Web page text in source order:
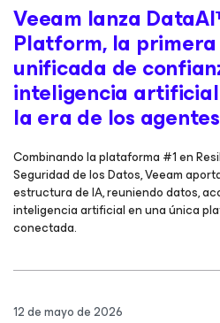
Veeam lanza
Platform, la
unificada de
inteligencia
la era de los agentes
Combinando la plataforma #1 en
Seguridad de los Datos, Veeam
estructura de IA, reuniendo datos,
inteligencia artificial en una única
conectada.
12 de mayo de 2026